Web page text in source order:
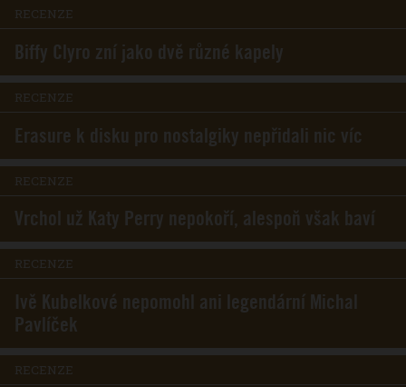
RECENZE
Biffy Clyro zní jako dvě různé kapely
RECENZE
Erasure k disku pro nostalgiky nepřidali nic víc
RECENZE
Vrchol už Katy Perry nepokoří, alespoň však baví
RECENZE
Ivě Kubelkové nepomohl ani legendární Michal
Pavlíček
RECENZE